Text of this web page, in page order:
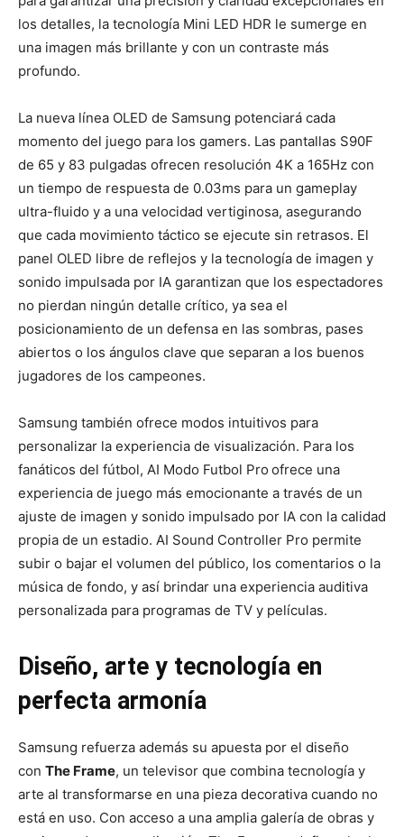
los detalles, la tecnología Mini LED HDR le sumerge en
una imagen más brillante y con un contraste más
profundo.
La nueva línea OLED de Samsung potenciará cada
momento del juego para los gamers. Las pantallas S90F
de 65 y 83 pulgadas ofrecen resolución 4K a 165Hz con
un tiempo de respuesta de 0.03ms para un gameplay
ultra-fluido y a una velocidad vertiginosa, asegurando
que cada movimiento táctico se ejecute sin retrasos. El
panel OLED libre de reflejos y la tecnología de imagen y
sonido impulsada por IA garantizan que los espectadores
no pierdan ningún detalle crítico, ya sea el
posicionamiento de un defensa en las sombras, pases
abiertos o los ángulos clave que separan a los buenos
jugadores de los campeones.
Samsung también ofrece modos intuitivos para
personalizar la experiencia de visualización. Para los
fanáticos del fútbol, AI Modo Futbol Pro ofrece una
experiencia de juego más emocionante a través de un
ajuste de imagen y sonido impulsado por IA con la calidad
propia de un estadio. AI Sound Controller Pro permite
subir o bajar el volumen del público, los comentarios o la
música de fondo, y así brindar una experiencia auditiva
personalizada para programas de TV y películas.
Diseño, arte y tecnología en
perfecta armonía
Samsung refuerza además su apuesta por el diseño
con The Frame, un televisor que combina tecnología y
arte al transformarse en una pieza decorativa cuando no
está en uso. Con acceso a una amplia galería de obras y